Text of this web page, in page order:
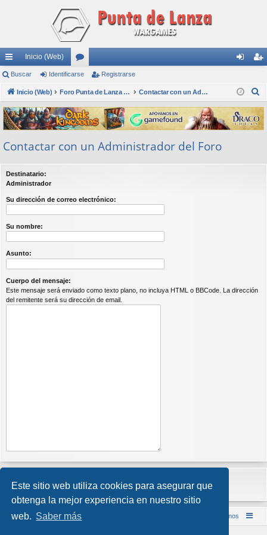
Este sitio web utiliza cookies para asegurar que
obtenga la mejor experiencia en nuestro sitio
web. Saber más
nl
ac
es
rá
pi
do
s
Inicio (Web)
or
os nti
fic
ar
ist
ra
rs
Buscar Identificarse Registrarse
Inicio (Web) Foro Punta de Lanza Wargames Contactar con un Administrador del Foro
s
c
Contactar con un Administrador del Foro
Destinatario:
Administrador
Su dirección de correo electrónico:
Su nombre:
Asunto:
Cuerpo del mensaje:
Este mensaje será enviado como texto plano, no incluya HTML o BBCode. La dirección
del remitente será su dirección de email.
Inicio (Web) Foro Punta de Lanza Wargames Contáctenos